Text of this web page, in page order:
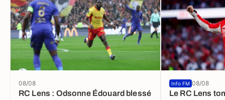
RC Lens : Odsonne Édouard blessé
08/08
Le RC Lens
Info FM 08/08